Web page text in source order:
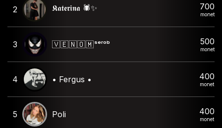
2 𝕶𝖆𝖙𝖊𝖗𝖎𝖓𝖆 🕷️✨ 700
monet
3 🇻 🇪 🇳 🇴 🇲 ˢᵉʳᵒᵇ 500
monet
4 • Fergus • 400
monet
5 Poli 400
monet